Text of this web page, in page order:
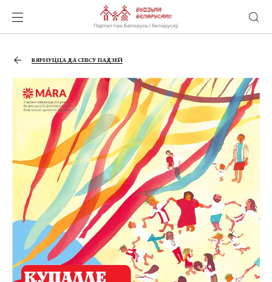
ВЯРНУЦЦА ДА СПІСУ ПАДЗЕЙ